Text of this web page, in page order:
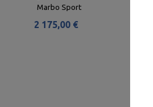
Marbo Sport
2 175,00 €